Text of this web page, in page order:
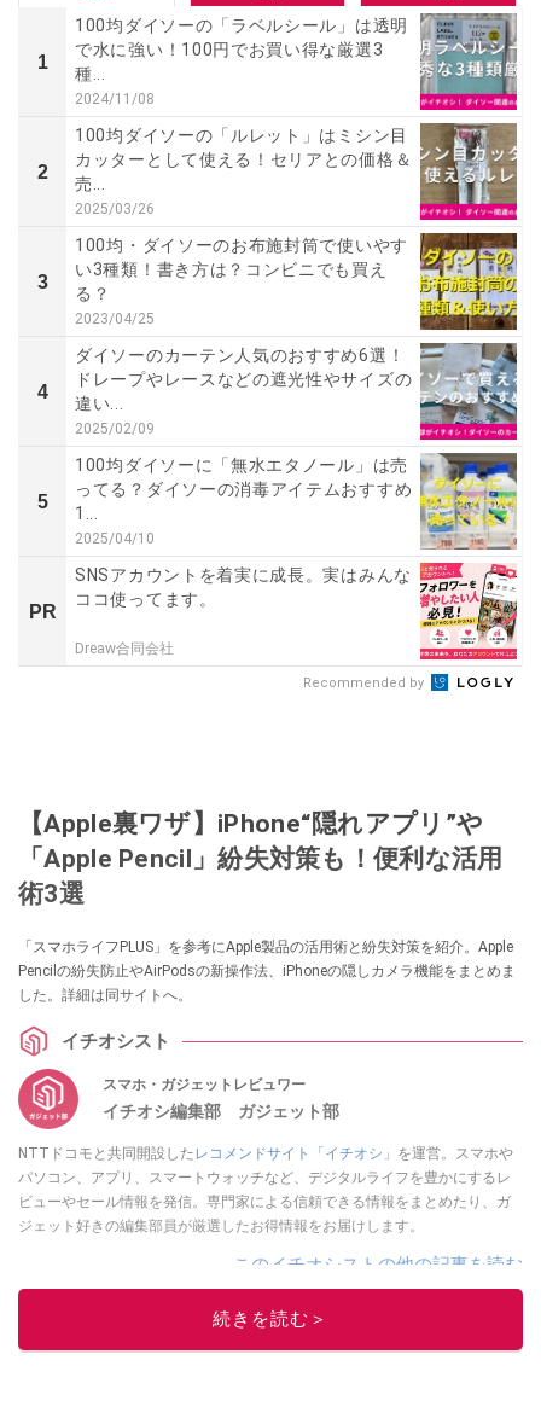
1
100均ダイソーの「ラベルシール」は透明
で水に強い！100円でお買い得な厳選3
種...
2024/11/08
2
100均ダイソーの「ルレット」はミシン目
カッターとして使える！セリアとの価格＆
売...
2025/03/26
3
100均・ダイソーのお布施封筒で使いやす
い3種類！書き方は？コンビニでも買え
る？
2023/04/25
4
ダイソーのカーテン人気のおすすめ6選！
ドレープやレースなどの遮光性やサイズの
違い...
2025/02/09
5
100均ダイソーに「無水エタノール」は売
ってる？ダイソーの消毒アイテムおすすめ
1...
2025/04/10
PR
SNSアカウントを着実に成長。実はみんな
ココ使ってます。
Dreaw合同会社
Recommended by
【Apple裏ワザ】iPhone“隠れアプリ”や
「Apple Pencil」紛失対策も！便利な活用
術3選
「スマホライフPLUS」を参考にApple製品の活用術と紛失対策を紹介。Apple
Pencilの紛失防止やAirPodsの新操作法、iPhoneの隠しカメラ機能をまとめま
した。詳細は同サイトへ。
イチオシスト
スマホ・ガジェットレビュワー
イチオシ編集部 ガジェット部
NTTドコモと共同開設した レコメンドサイト「イチオシ」 を運営。スマホや
パソコン、アプリ、スマートウォッチなど、デジタルライフを豊かにするレ
ビューやセール情報を発信。専門家による信頼できる情報をまとめたり、ガ
ジェット好きの編集部員が厳選したお得情報をお届けします。
このイチオシストの他の記事を読む
続きを読む＞